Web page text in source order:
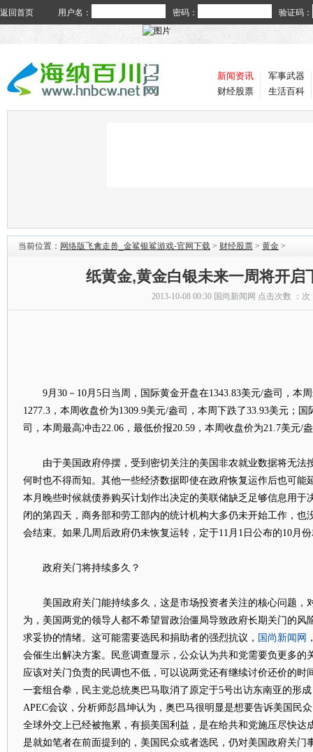
返回首页 用户名： 密码： 验证码：
新闻资讯
财经股票
军事武器
生活百科
当前位置： 网络版飞禽走兽_金鲨银鲨游戏-官网下载 > 财经股票 > 黄金 >
纸黄金,黄金白银未来一周将开启
2013-10-08 00:30 国尚新闻网 点击次数 ： 次
9月30－10月5日当周，国际黄金开盘在1343.83美元/盎司，本周
1277.3，本周收盘价为1309.9美元/盎司，本周下跌了33.93美元；国
司，本周最高冲击22.06，最低价报20.59，本周收盘价为21.7美元/
由于美国政府停摆，受到密切关注的美国非农就业数据将无法
何时也不得而知。其他一些经济数据即使在政府恢复运作后也可能
本月晚些时候就债券购买计划作出决定的美联储缺乏足够信息用于
闭的第四天，商务部和劳工部内的统计机构大多仍未开始工作，也
会结束。如果几周后政府仍未恢复运转，定于11月1日公布的10月
政府关门将持续多久？
美国政府关门能持续多久，这是市场投资者关注的核心问题，
为，美国两党的领导人都不希望冒政治僵局导致政府长期关门的风
求妥协的情绪。这可能需要选民和捐助者的强烈抗议， 国尚新闻网
会催生出解决方案。民意调查显示，公众认为共和党需要负更多的
应该对关门负责的民调也不低，可以说两党还有继续讨价还价的时
一套组合拳，民主党总统奥巴马取消了原定于5号出访东南亚的形
APEC会议，分析师彭昌坤认为，奥巴马很明显是想要告诉美国民
全球外交上已经被拖累，有损美国利益，是在给共和党施压尽快达
是就如笔者在前面提到的，美国民众或者选民，仍对美国政府关门